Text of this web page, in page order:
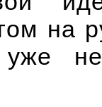
на
уже